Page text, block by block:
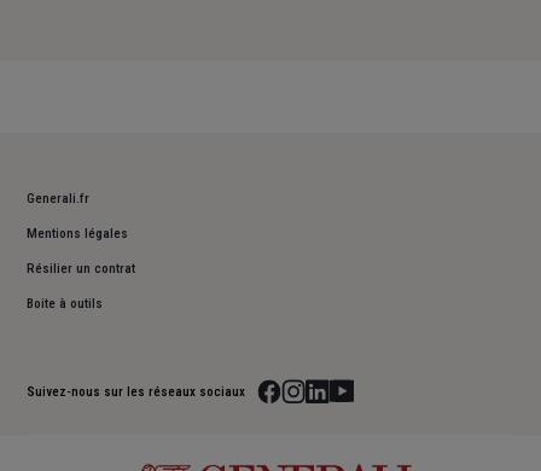
Generali.fr
Mentions légales
Résilier un contrat
Boite à outils
Suivez-nous sur les réseaux sociaux